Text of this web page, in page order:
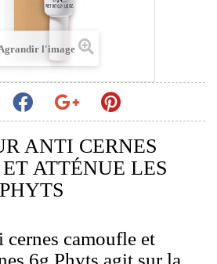
l'image
ANTI CERNES
ATTÉNUE LES
cernes camoufle et